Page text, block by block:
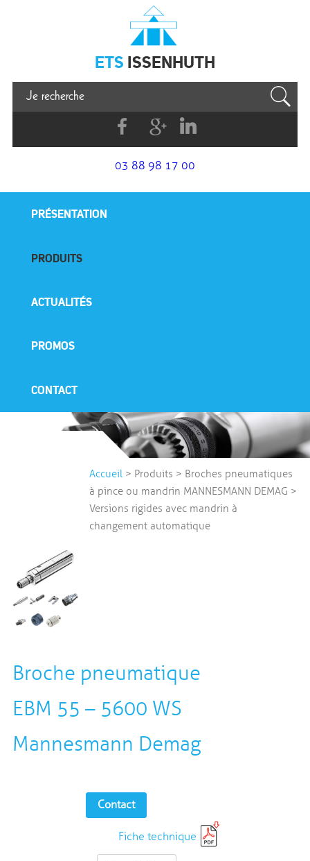
Issenhuth
ETS ISSENHUTH
FacebookG+
Linkedin
03 88 98 17 00
PRÉSENTATION
PRODUITS
ACTUALITÉS
PROMOS
CONTACT
Accueil > Produits > Broches pneumatiques
à pince ou mandrin MANNESMANN DEMAG >
Versions rigides avec mandrin à
changement automatique
Broche pneumatique
EBM 55 – 5600 WS
Mannesmann Demag
Contact
Fiche technique